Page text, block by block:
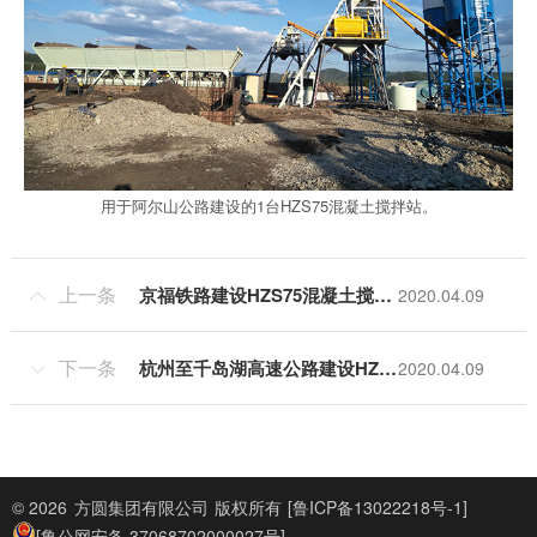
用于阿尔山公路建设的1台HZS75混凝土搅拌站。
 上一条 京福铁路建设HZS75混凝土搅拌站 2020.04.09
 下一条 杭州至千岛湖高速公路建设HZS75混凝土搅拌站2020.04.09
© 2026 方圆集团有限公司 版权所有 [鲁ICP备13022218号-1]